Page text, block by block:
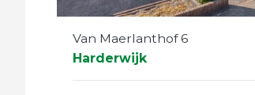
Van Maerlanthof 6
Harderwijk